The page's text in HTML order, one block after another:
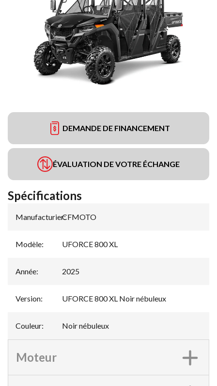
DEMANDE DE FINANCEMENT
ÉVALUATION DE VOTRE ÉCHANGE
Spécifications
Manufacturier:
CFMOTO
Modèle: UFORCE 800 XL
Année: 2025
Version: UFORCE 800 XL Noir nébuleux
Couleur: Noir nébuleux
Moteur